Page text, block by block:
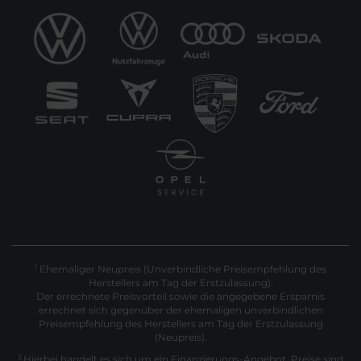
1 Ehemaliger Neupreis (Unverbindliche Preisempfehlung des
Herstellers am Tag der Erstzulassung).
Der errechnete Preisvorteil sowie die angegebene Ersparnis
errechnet sich gegenüber der ehemaligen unverbindlichen
Preisempfehlung des Herstellers am Tag der Erstzulassung
(Neupreis).
2